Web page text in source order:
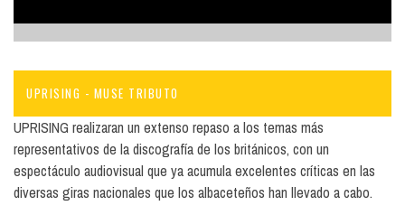
UPRISING - MUSE TRIBUTO
UPRISING realizaran un extenso repaso a los temas más
representativos de la discografía de los británicos, con un
espectáculo audiovisual que ya acumula excelentes críticas en las
diversas giras nacionales que los albaceteños han llevado a cabo.